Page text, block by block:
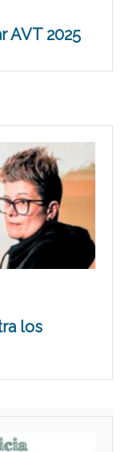
AVT 2025
los